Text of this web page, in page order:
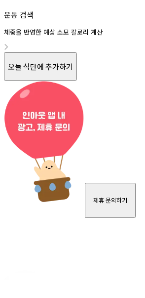
운동 검색
체중을 반영한 예상 소모 칼로리 계산
오늘 식단에 추가하기
제휴 문의하기